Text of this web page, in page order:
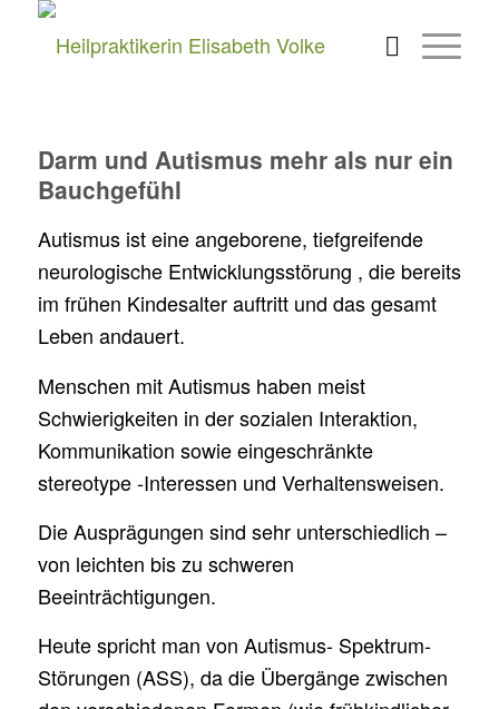
Darm und Autismus mehr als nur ein
Bauchgefühl
Autismus ist eine angeborene, tiefgreifende
neurologische Entwicklungsstörung , die bereits
im frühen Kindesalter auftritt und das gesamt
Leben andauert.
Menschen mit Autismus haben meist
Schwierigkeiten in der sozialen Interaktion,
Kommunikation sowie eingeschränkte
stereotype -Interessen und Verhaltensweisen.
Die Ausprägungen sind sehr unterschiedlich –
von leichten bis zu schweren
Beeinträchtigungen.
Heute spricht man von Autismus- Spektrum-
Störungen (ASS), da die Übergänge zwischen